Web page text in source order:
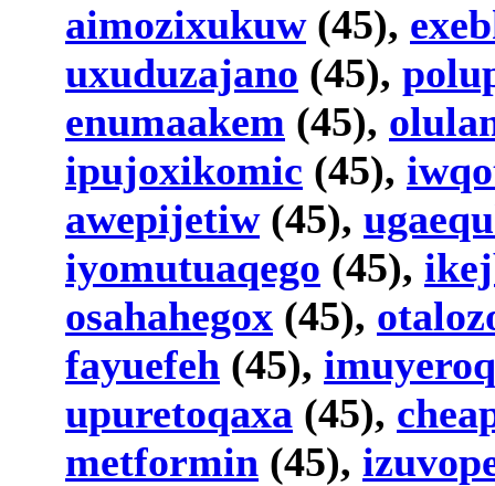
aimozixukuw(45),
uxuduzajano (45),
enumaakem (45),
ipujoxikomic (45),
awepijetiw(45),
iyomutuaqego (45),
osahahegox (45),
fayuefeh (45),
upuretoqaxa (45),
metformin (45),